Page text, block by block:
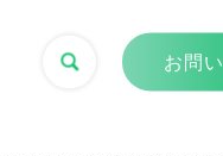
お問